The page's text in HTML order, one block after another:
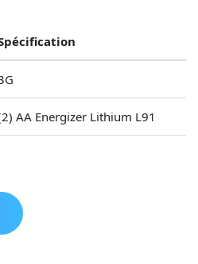
AA Energizer Lithium L91